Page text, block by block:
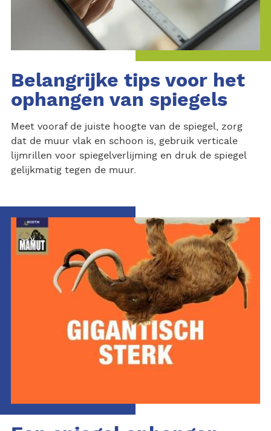
Belangrijke tips voor het
ophangen van spiegels
Meet vooraf de juiste hoogte van de spiegel, zorg
dat de muur vlak en schoon is, gebruik verticale
lijmrillen voor spiegelverlijming en druk de spiegel
gelijkmatig tegen de muur.